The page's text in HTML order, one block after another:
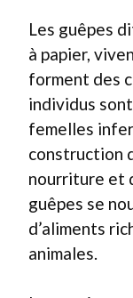
Les guêpes
à papier,
forment des
individus
femelles
construction
nourriture et
guêpes se
d’aliments
animales.